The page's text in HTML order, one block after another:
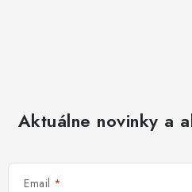
Aktuálne novinky a
Email